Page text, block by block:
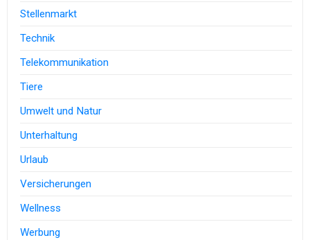
Stellenmarkt
Technik
Telekommunikation
Tiere
Umwelt und Natur
Unterhaltung
Urlaub
Versicherungen
Wellness
Werbung